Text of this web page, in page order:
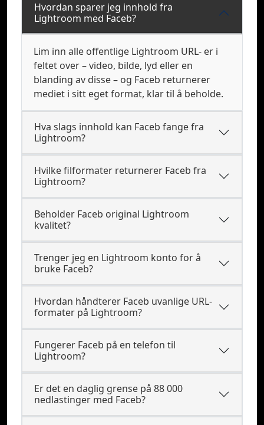
Hvordan sparer jeg innhold fra
Lightroom med Faceb?
Lim inn alle offentlige Lightroom URL- er i
feltet over – video, bilde, lyd eller en
blanding av disse – og Faceb returnerer
mediet i sitt eget format, klar til å beholde.
Hva slags innhold kan Faceb fange fra
Lightroom?
Hvilke filformater returnerer Faceb fra
Lightroom?
Beholder Faceb original Lightroom
kvalitet?
Trenger jeg en Lightroom konto for å
bruke Faceb?
Hvordan håndterer Faceb uvanlige URL-
formater på Lightroom?
Fungerer Faceb på en telefon til
Lightroom?
Er det en daglig grense på 88 000
nedlastinger med Faceb?